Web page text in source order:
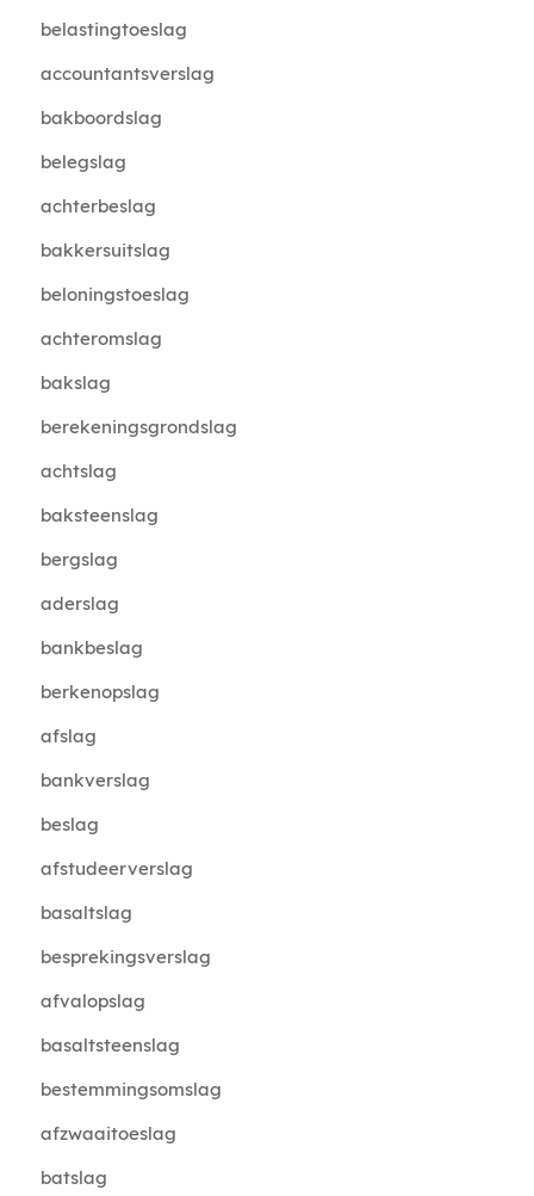
belastingtoeslag
accountantsverslag
bakboordslag
belegslag
achterbeslag
bakkersuitslag
beloningstoeslag
achteromslag
bakslag
berekeningsgrondslag
achtslag
baksteenslag
bergslag
aderslag
bankbeslag
berkenopslag
afslag
bankverslag
beslag
afstudeerverslag
basaltslag
besprekingsverslag
afvalopslag
basaltsteenslag
bestemmingsomslag
afzwaaitoeslag
batslag